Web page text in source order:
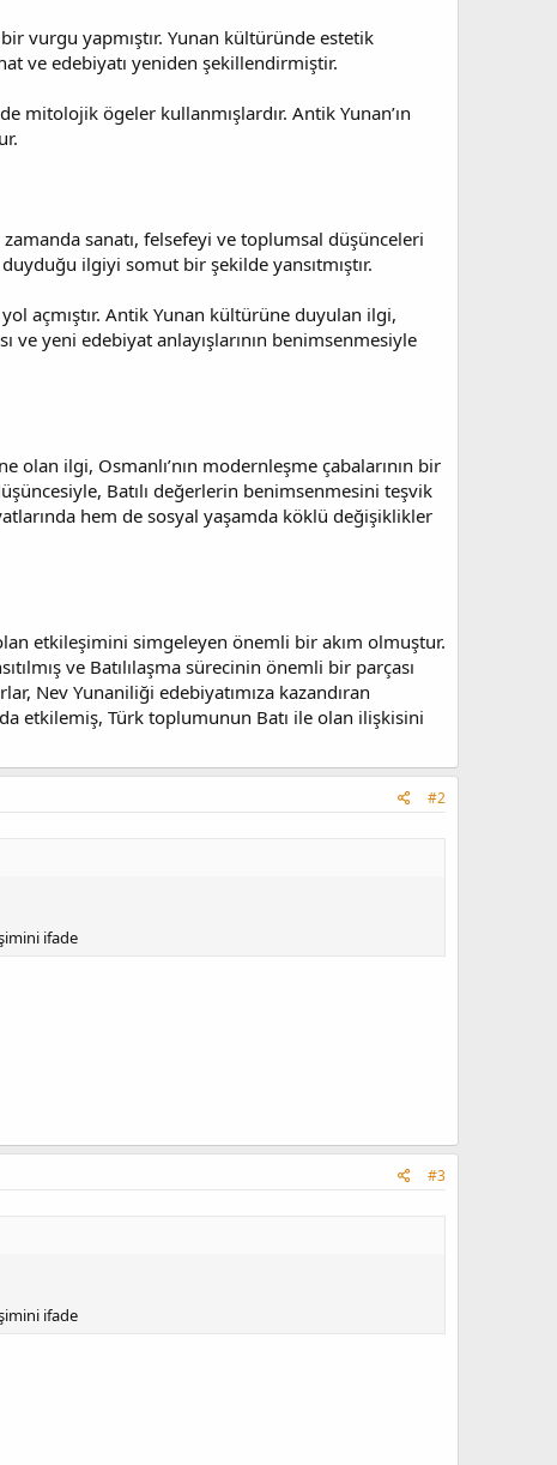
vurgu yapmıştır. Yunan kültüründe estetik
ve edebiyatı yeniden şekillendirmiştir.
ögeler kullanmışlardır. Antik Yunan’ın
zamanda sanatı, felsefeyi ve toplumsal düşünceleri
ilgiyi somut bir şekilde yansıtmıştır.
açmıştır. Antik Yunan kültürüne duyulan ilgi,
ve yeni edebiyat anlayışlarının benimsenmesiyle
olan ilgi, Osmanlı’nın modernleşme çabalarının bir
Batılı değerlerin benimsenmesini teşvik
hem de sosyal yaşamda köklü değişiklikler
etkileşimini simgeleyen önemli bir akım olmuştur.
ve Batılılaşma sürecinin önemli bir parçası
Nev Yunaniliği edebiyatımıza kazandıran
etkilemiş, Türk toplumunun Batı ile olan ilişkisini
#2
ifade
#3
ifade